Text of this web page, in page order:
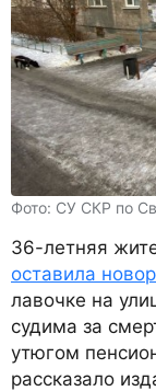
Фото: СУ СКР по
36-летняя
оставила
лавочке на
судима за
утюгом
рассказало